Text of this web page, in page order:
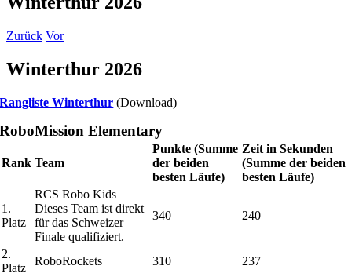
Zurück Vor
Winterthur 2026
Rangliste Winterthur (Download)
RoboMission Elementary
Rank Team
Punkte (Summe
der beiden
besten Läufe)
Zeit in Sekunden
(Summe der beiden
besten Läufe)
1.
Platz
RCS Robo Kids
Dieses Team ist direkt
für das Schweizer
Finale qualifiziert.
340 240
2.
Platz
RoboRockets 310
237